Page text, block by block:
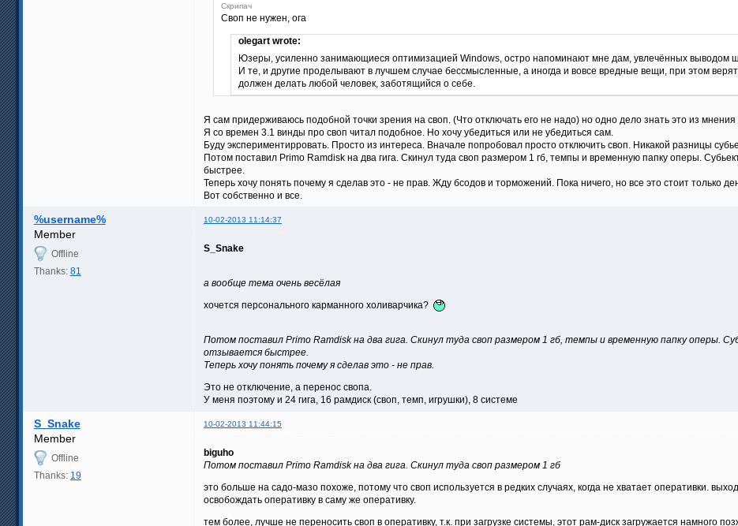
Скрипач
Своп не нужен, ога
olegart wrote:
Юзеры, усиленно занимающиеся оптимизацией Windows, остро напоминают мне дам, увлечённых выводом
И те, и другие проделывают в лучшем случае бессмысленные, а иногда и вовсе вредные вещи, при этом
должен делать любой человек, заботящийся о себе.
Я сам придерживаюсь подобной точки зрения на своп. (Что отключать его не надо) но одно дело знать это из
Я со времен 3.1 винды про своп читал подобное. Но хочу убедиться или не убедиться сам.
Буду экспериментирровать. Просто из интереса. Вначале попробовал просто отключить своп. Никакой разницы
Потом поставил Primo Ramdisk на два гига. Скинул туда своп размером 1 гб, темпы и временную папку оперы.
быстрее.
Теперь хочу понять почему я сделав это - не прав. Жду бсодов и торможений. Пока ничего, но все это стоит только
Вот собственно и все.
%username% 10-02-2013 11:14:37
Member
Offline
Thanks: 81
S_Snake
а вообще тема очень весёлая
хочется персонального карманного холиварчика?
Потом поставил Primo Ramdisk на два гига. Скинул туда своп размером 1 гб, темпы и временную папку оперы.
отзывается быстрее.
Теперь хочу понять почему я сделав это - не прав.
Это не отключение, а перенос свопа.
У меня поэтому и 24 гига, 16 рамдиск (своп, темп, игрушки), 8 системе
S_Snake 10-02-2013 11:44:15
Member
Offline
Thanks: 19
biguho
Потом поставил Primo Ramdisk на два гига. Скинул туда своп размером 1 гб
это больше на садо-мазо похоже, потому что своп используется в редких случаях, когда не хватает оперативки.
освобождать оперативку в саму же оперативку.
тем более, лучше не переносить своп в оперативку, т.к. при загрузке системы, этот рам-диск загружается намного